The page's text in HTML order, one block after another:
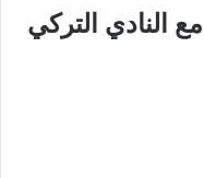
النادي التركي